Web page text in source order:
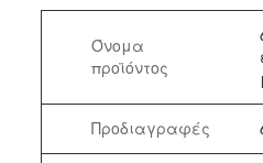
Όνομα
προϊόντος
Προδιαγραφές